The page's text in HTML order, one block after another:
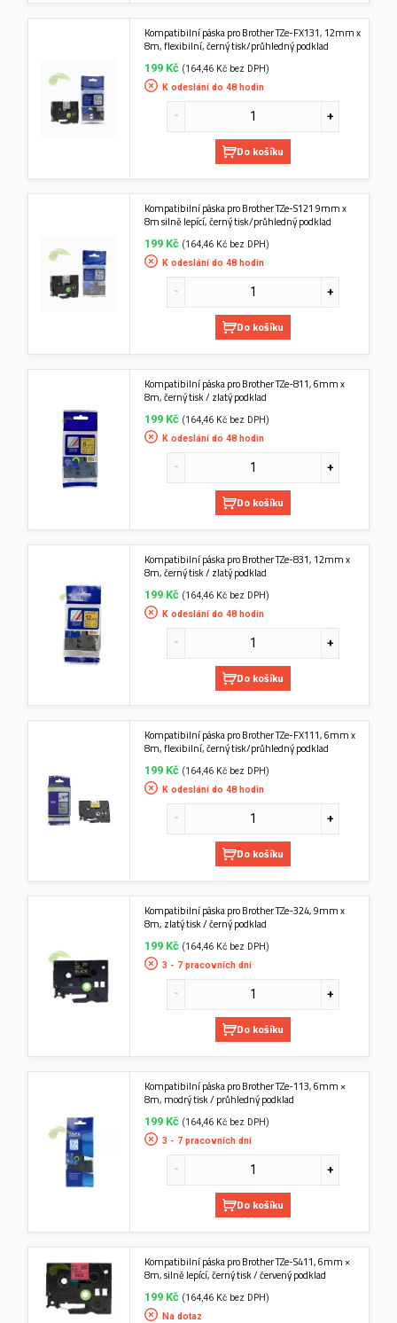
Kompatibilní páska pro Brother TZe-FX131, 12mm x
8m, flexibilní, černý tisk/průhledný podklad
199 Kč (164,46 Kč bez DPH)
K odeslání do 48 hodin
Do košíku
Kompatibilní páska pro Brother TZe-S121 9mm x
8m silně lepící, černý tisk/průhledný podklad
199 Kč (164,46 Kč bez DPH)
K odeslání do 48 hodin
Do košíku
Kompatibilní páska pro Brother TZe-811, 6mm x
8m, černý tisk / zlatý podklad
199 Kč (164,46 Kč bez DPH)
K odeslání do 48 hodin
Do košíku
Kompatibilní páska pro Brother TZe-831, 12mm x
8m, černý tisk / zlatý podklad
199 Kč (164,46 Kč bez DPH)
K odeslání do 48 hodin
Do košíku
Kompatibilní páska pro Brother TZe-FX111, 6mm x
8m, flexibilní, černý tisk/průhledný podklad
199 Kč (164,46 Kč bez DPH)
K odeslání do 48 hodin
Do košíku
Kompatibilní páska pro Brother TZe-324, 9mm x
8m, zlatý tisk / černý podklad
199 Kč (164,46 Kč bez DPH)
3 - 7 pracovních dní
Do košíku
Kompatibilní páska pro Brother TZe-113, 6mm ×
8m, modrý tisk / průhledný podklad
199 Kč (164,46 Kč bez DPH)
3 - 7 pracovních dní
Do košíku
Kompatibilní páska pro Brother TZe-S411, 6mm ×
8m, silně lepící, černý tisk / červený podklad
199 Kč (164,46 Kč bez DPH)
Na dotaz